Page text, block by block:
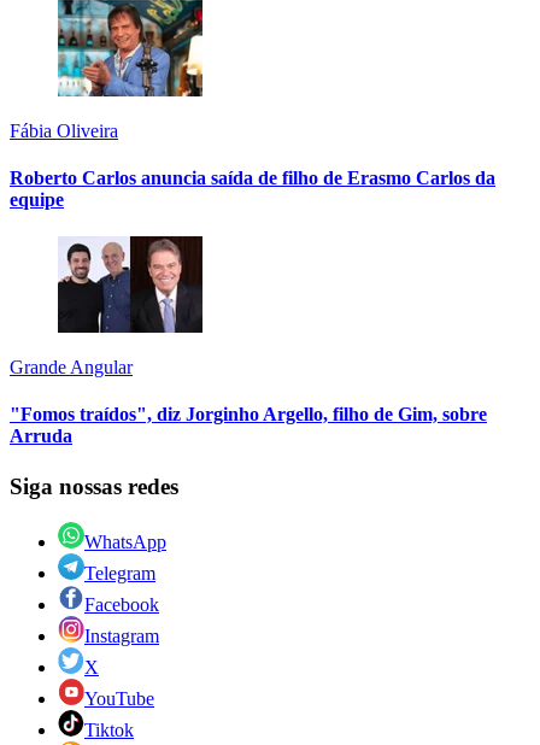
Fábia Oliveira
Roberto Carlos anuncia saída de filho de Erasmo Carlos da
equipe
Grande Angular
"Fomos traídos", diz Jorginho Argello, filho de Gim, sobre
Arruda
Siga nossas redes
WhatsApp
Telegram
Facebook
Instagram
X
YouTube
Tiktok